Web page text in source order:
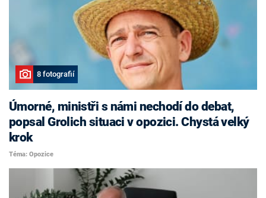
8 fotografií
Úmorné, ministři s námi nechodí do debat,
popsal Grolich situaci v opozici. Chystá velký
krok
Téma: Opozice